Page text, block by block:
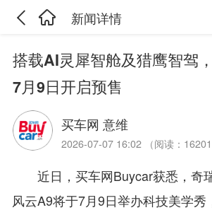
新闻详情
搭载AI灵犀智舱及猎鹰智驾
7月9日开启预售
买车网 意维
2026-07-07 16:02 （阅读：16201
近日，买车网Buycar获悉，奇
风云A9将于7月9日举办科技美学秀